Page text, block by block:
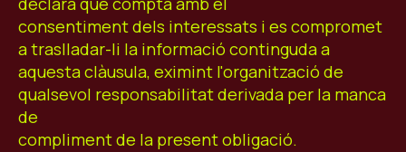
consentiment dels interessats i es compromet
a traslladar-li la informació continguda a
aquesta clàusula, eximint l'organització de
qualsevol responsabilitat derivada per la manca
de
compliment de la present obligació.